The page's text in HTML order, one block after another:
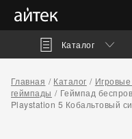
Главная Каталог
геймпады
Геймпад
Playstation 5 Кобальтовый
Каталог